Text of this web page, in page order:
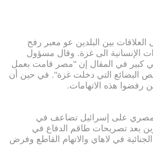
العلاقات بين البلدين عو معبر رفح
الإنسانية الى غزة. وقال مسؤول
كبير في المقال إن "مصر قامت بعمل
البضائع التي دخلت غزة". في حين أن
رفضوا هذه الاتهامات.
على إسرائيل تضاعف في
بعد تصريحات طاقم الدفاع في
الجنائية في لاهاي والاتهام القاطع وفرض